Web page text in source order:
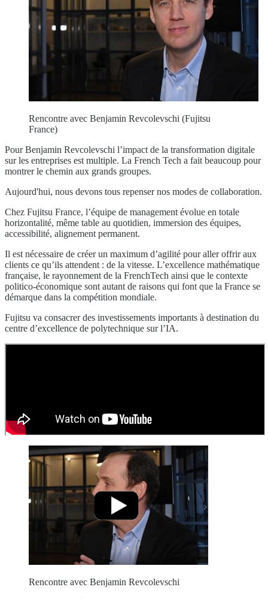
Rencontre avec Benjamin Revcolevschi (Fujitsu
France)
Pour Benjamin Revcolevschi l’impact de la transformation digitale
sur les entreprises est multiple. La French Tech a fait beaucoup pour
montrer le chemin aux grands groupes.
Aujourd'hui, nous devons tous repenser nos modes de collaboration.
Chez Fujitsu France, l’équipe de management évolue en totale
horizontalité, même table au quotidien, immersion des équipes,
accessibilité, alignement permanent.
Il est nécessaire de créer un maximum d’agilité pour aller offrir aux
clients ce qu’ils attendent : de la vitesse. L’excellence mathématique
française, le rayonnement de la FrenchTech ainsi que le contexte
politico-économique sont autant de raisons qui font que la France se
démarque dans la compétition mondiale.
Fujitsu va consacrer des investissements importants à destination du
centre d’excellence de polytechnique sur l’IA.
Rencontre avec Benjamin Revcolevschi